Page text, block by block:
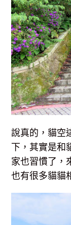
說真的，貓空
下，其實是和
家也習慣了，
也有很多貓貓